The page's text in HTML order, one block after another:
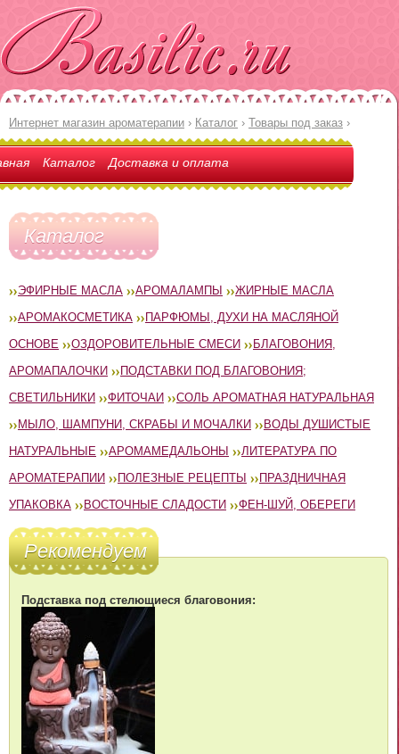
Интернет магазин ароматерапии › Каталог › Товары под заказ ›
Каталог Доставка и оплата
Каталог
ЭФИРНЫЕ МАСЛА АРОМАЛАМПЫ
ЖИРНЫЕ МАСЛА
АРОМАКОСМЕТИКА
ПАРФЮМЫ, ДУХИ НА МАСЛЯНОЙ
ОСНОВЕ
ОЗДОРОВИТЕЛЬНЫЕ СМЕСИ
БЛАГОВОНИЯ,
АРОМАПАЛОЧКИ
ПОДСТАВКИ ПОД БЛАГОВОНИЯ;
СВЕТИЛЬНИКИ
ФИТОЧАИ
СОЛЬ АРОМАТНАЯ НАТУРАЛЬНАЯ
МЫЛО, ШАМПУНИ, СКРАБЫ И МОЧАЛКИ
ВОДЫ ДУШИСТЫЕ
НАТУРАЛЬНЫЕ
АРОМАМЕДАЛЬОНЫ
ЛИТЕРАТУРА ПО
АРОМАТЕРАПИИ
ПОЛЕЗНЫЕ РЕЦЕПТЫ
ПРАЗДНИЧНАЯ
УПАКОВКА
ВОСТОЧНЫЕ СЛАДОСТИ ФЕН-ШУЙ, ОБЕРЕГИ
Рекомендуем
Подставка под стелющиеся благовония: